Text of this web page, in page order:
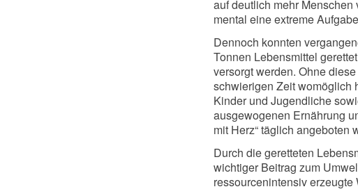
auf deutlich mehr
mental eine extreme
Dennoch konnten
Tonnen Lebensmittel
versorgt werden. Ohne
schwierigen Zeit womöglich
Kinder und Jugendliche
ausgewogenen Ernährung
mit Herz“ täglich angeboten
Durch die geretteten
wichtiger Beitrag zum
ressourcenintensiv